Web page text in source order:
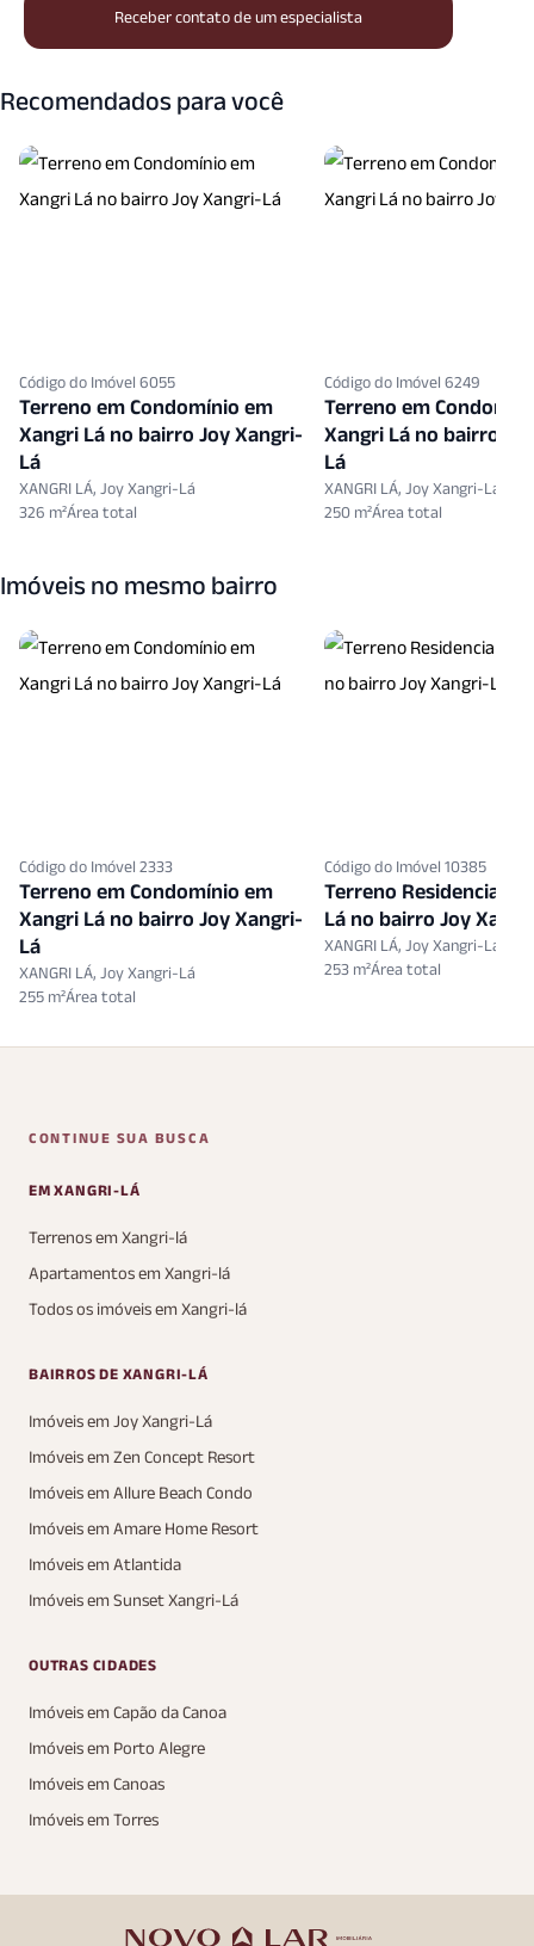
Receber contato de um especialista
Recomendados para você
do Imóvel 6055
em Condomínio em
Lá no bairro Joy Xangri-
LÁ, Joy Xangri-Lá
Código do Imóvel 6249
Terreno em Condomínio em
Xangri Lá no bairro Joy
XANGRI LÁ, Joy Xangri-Lá
Imóveis no mesmo bairro
Imóvel 2333
em Condomínio em
Lá no bairro Joy Xangri-
LÁ, Joy Xangri-Lá
Código do Imóvel 10385
Terreno Residencial em Xangri
Lá no bairro Joy Xangri-Lá
XANGRI LÁ, Joy Xangri-Lá
CONTINUE SUA BUSCA
EM XANGRI-LÁ
Terrenos em Xangri-lá
Apartamentos em Xangri-lá
Todos os imóveis em Xangri-lá
BAIRROS DE XANGRI-LÁ
Imóveis em Joy Xangri-Lá
Imóveis em Zen Concept Resort
Imóveis em Allure Beach Condo
Imóveis em Amare Home Resort
Imóveis em Atlantida
Imóveis em Sunset Xangri-Lá
OUTRAS CIDADES
Imóveis em Capão da Canoa
Imóveis em Porto Alegre
Imóveis em Canoas
Imóveis em Torres